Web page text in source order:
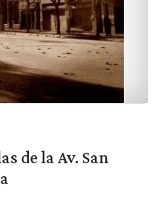
de la Av. San